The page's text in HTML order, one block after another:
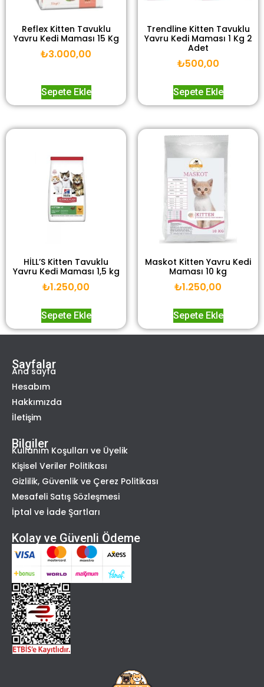
Reflex Kitten Tavuklu
Yavru Kedi Maması 15 Kg
₺3.000,00
Sepete Ekle
Trendline Kitten Tavuklu
Yavru Kedi Maması 1 Kg 2
Adet
₺500,00
Sepete Ekle
HİLL’S Kitten Tavuklu
Yavru Kedi Maması 1,5 kg
₺1.250,00
Sepete Ekle
Maskot Kitten Yavru Kedi
Maması 10 kg
₺1.250,00
Sepete Ekle
Sayfalar
Ana sayfa
Hesabım
Hakkımızda
İletişim
Bilgiler
Kullanım Koşulları ve Üyelik
Kişisel Veriler Politikası
Gizlilik, Güvenlik ve Çerez Politikası
Mesafeli Satış Sözleşmesi
İptal ve İade Şartları
Kolay ve Güvenli Ödeme